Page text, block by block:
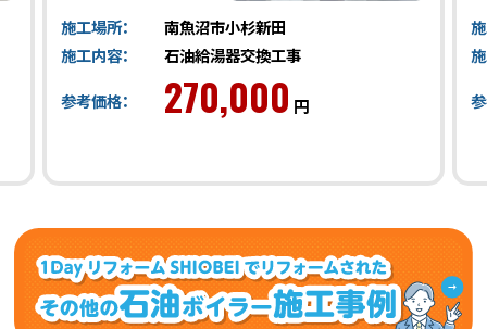
施工場所：
南魚沼市小杉新田
施工内容：
石油給湯器交換工事
参考価格： 270,000 円